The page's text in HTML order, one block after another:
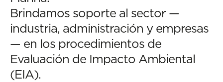
Brindamos soporte al sector —
industria, administración y empresas
— en los procedimientos de
Evaluación de Impacto Ambiental
(EIA).